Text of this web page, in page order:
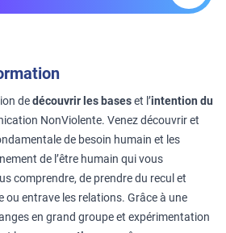
dedécouvrir les baseset l’intention du
NonViolente. Venez découvrir et
de besoin humain et les
de l’être humain qui vous
comprendre, de prendre du recul et
ou entrave les relations. Grâce à une
en grand groupe et expérimentation